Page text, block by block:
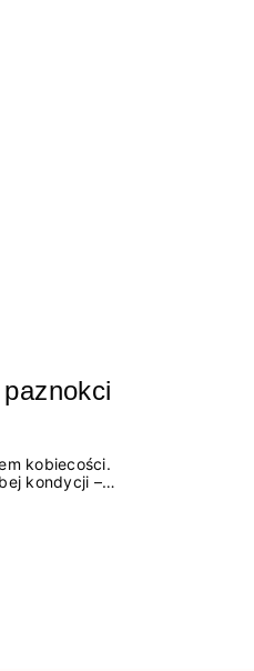
kobiecości.
kondycji –
produkty,